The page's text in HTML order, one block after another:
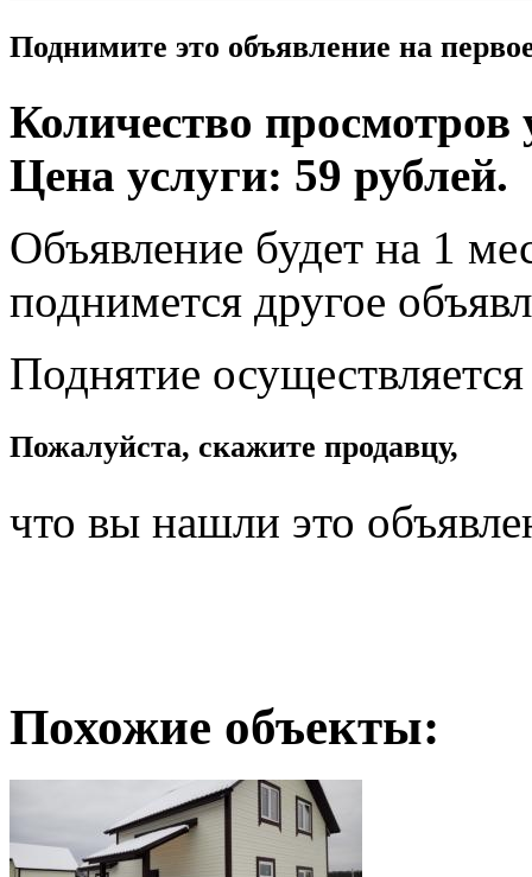
Поднимите это объявление на
Количество просмотров
Цена услуги: 59 рублей.
Объявление будет на 1
поднимется другое
Поднятие
Пожалуйста, скажите продавцу,
что вы нашли это
Похожие объекты: